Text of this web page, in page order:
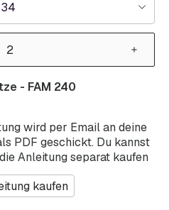
wird per Email an deine
PDF geschickt. Du kannst
Anleitung separat kaufen
kaufen
- FAM 240